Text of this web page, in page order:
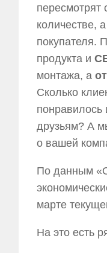
пересмотрят
количестве,
покупателя.
продукта и
монтажа, а
Сколько
понравилось
друзьям? А
о вашей
По данным
марте
На это есть